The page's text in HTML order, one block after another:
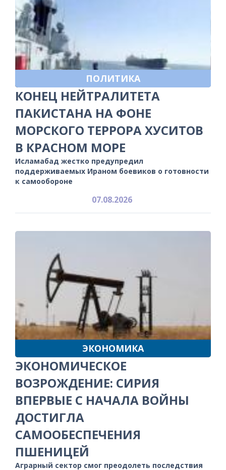
ПОЛИТИКА
КОНЕЦ НЕЙТРАЛИТЕТА
ПАКИСТАНА НА ФОНЕ
МОРСКОГО ТЕРРОРА ХУСИТОВ
В КРАСНОМ МОРЕ
Исламабад жестко предупредил
поддерживаемых Ираном боевиков о готовности
к самообороне
07.08.2026
ЭКОНОМИКА
ЭКОНОМИЧЕСКОЕ
ВОЗРОЖДЕНИЕ: СИРИЯ
ВПЕРВЫЕ С НАЧАЛА ВОЙНЫ
ДОСТИГЛА
САМООБЕСПЕЧЕНИЯ
ПШЕНИЦЕЙ
Аграрный сектор смог преодолеть последствия